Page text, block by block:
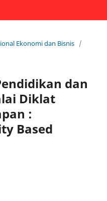
Ekonomi dan Bisnis /
dan
Diklat
:
Based